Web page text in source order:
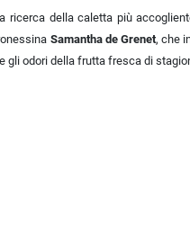
ricerca della caletta più
Samantha de Grenet, che
gli odori della frutta fresca di